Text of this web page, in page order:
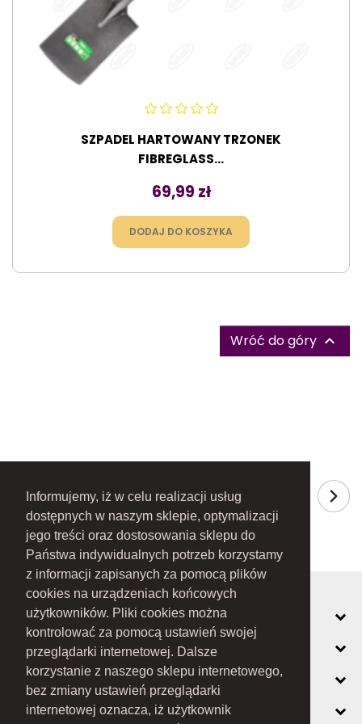
Informujemy, iż w celu realizacji usług
dostępnych w naszym sklepie, optymalizacji
jego treści oraz dostosowania sklepu do
Państwa indywidualnych potrzeb korzystamy
z informacji zapisanych za pomocą plików
cookies na urządzeniach końcowych
użytkowników. Pliki cookies można
kontrolować za pomocą ustawień swojej
przeglądarki internetowej. Dalsze
korzystanie z naszego sklepu internetowego,
bez zmiany ustawień przeglądarki
internetowej oznacza, iż użytkownik
SZPADEL HARTOWANY TRZONEK
FIBREGLASS...
Cena
69,99 zł
DODAJ DO KOSZYKA
Wróć do góry 
MOJE KONTO
INFORMACJE
O FIRMIE
ZOBACZ RÓWNIEŻ